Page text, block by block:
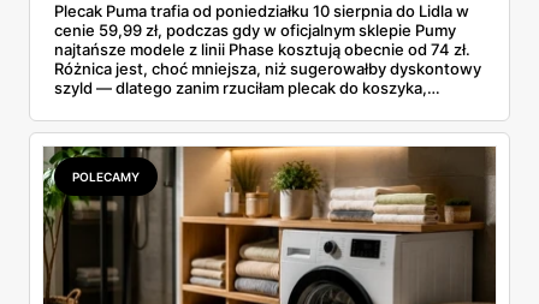
Plecak Puma trafia od poniedziałku 10 sierpnia do Lidla w
cenie 59,99 zł, podczas gdy w oficjalnym sklepie Pumy
najtańsze modele z linii Phase kosztują obecnie od 74 zł.
Różnica jest, choć mniejsza, niż sugerowałby dyskontowy
szyld — dlatego zanim rzuciłam plecak do koszyka,
rozpiska: co dokładnie sprzedaje Lidl, ile kosztują
odpowiedniki u producenta i komu ten zakup naprawdę
się opłaci.
POLECAMY